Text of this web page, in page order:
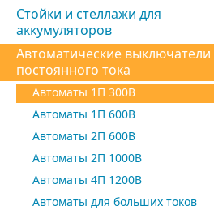
Стойки и стеллажи для
аккумуляторов
Автоматические выключатели
постоянного тока
Автоматы 1П 300В
Автоматы 1П 600В
Автоматы 2П 600В
Автоматы 2П 1000В
Автоматы 4П 1200В
Автоматы для больших токов